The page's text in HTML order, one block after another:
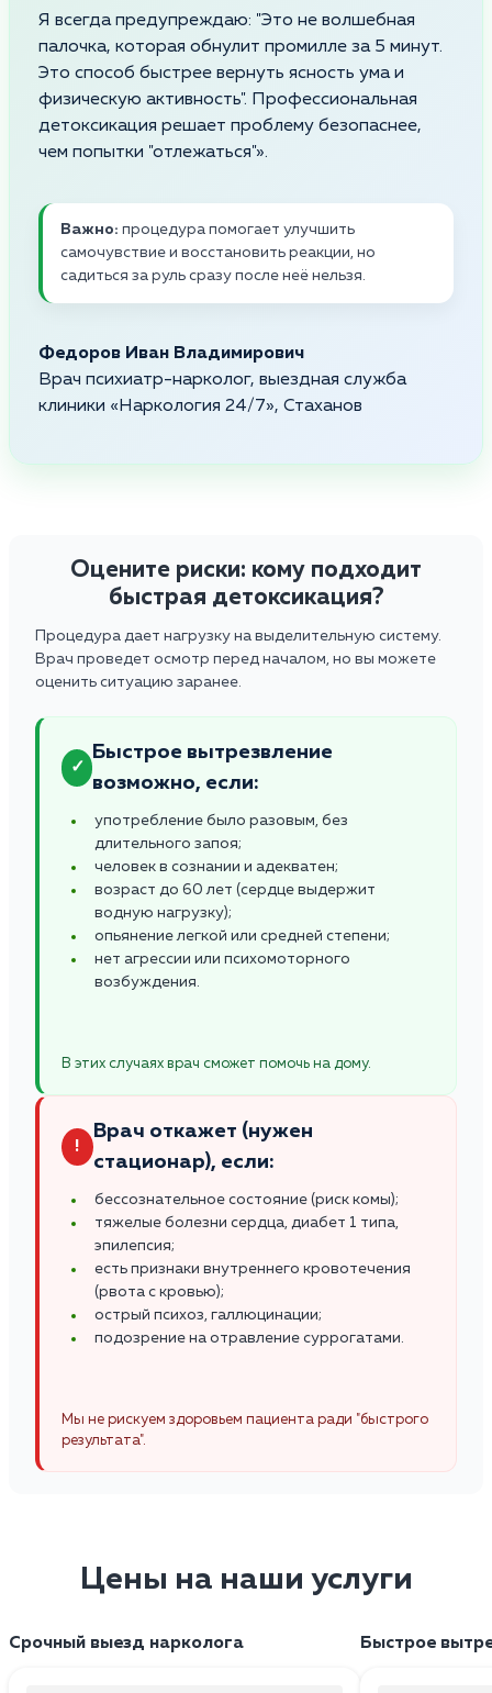
Я всегда предупреждаю: "Это не волшебная
палочка, которая обнулит промилле за 5 минут.
Это способ быстрее вернуть ясность ума и
физическую активность". Профессиональная
детоксикация решает проблему безопаснее,
чем попытки "отлежаться"».
Важно: процедура помогает улучшить
самочувствие и восстановить реакции, но
садиться за руль сразу после неё нельзя.
Федоров Иван Владимирович
Врач психиатр-нарколог, выездная служба
клиники «Наркология 24/7», Стаханов
Оцените риски: кому подходит
быстрая детоксикация?
Процедура дает нагрузку на выделительную систему.
Врач проведет осмотр перед началом, но вы можете
оценить ситуацию заранее.
✓
Быстрое вытрезвление
возможно, если:
употребление было разовым, без
длительного запоя;
человек в сознании и адекватен;
возраст до 60 лет (сердце выдержит
водную нагрузку);
опьянение легкой или средней степени;
нет агрессии или психомоторного
возбуждения.
В этих случаях врач сможет помочь на дому.
!
Врач откажет (нужен
стационар), если:
бессознательное состояние (риск комы);
тяжелые болезни сердца, диабет 1 типа,
эпилепсия;
есть признаки внутреннего кровотечения
(рвота с кровью);
острый психоз, галлюцинации;
подозрение на отравление суррогатами.
Мы не рискуем здоровьем пациента ради "быстрого
результата".
Цены на наши услуги
Срочный выезд нарколога Быстрое